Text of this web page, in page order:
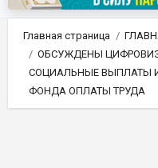
Главная страница
ОБСУЖДЕНЫ
СОЦИАЛЬНЫЕ ВЫПЛАТЫ
ФОНДА ОПЛАТЫ ТРУДА